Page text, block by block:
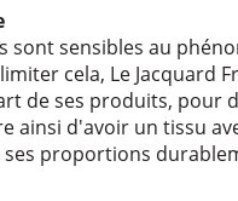
sont sensibles au
cela, Le Jacquard
de ses produits, pour
ainsi d'avoir un tissu
proportions